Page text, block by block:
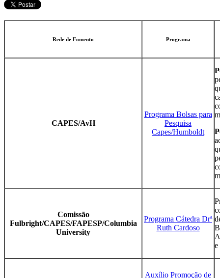
Rede de Fomento Programa
CAPES/AvH
Programa Bolsas para
Pesquisa
Capes/Humboldt
Comissão
Fulbright/CAPES/FAPESP/Columbia
University
Programa Cátedra Drª
Ruth Cardoso
e
Auxílio Promoção de